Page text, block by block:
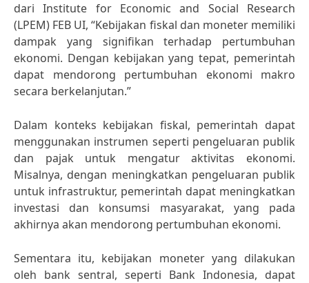
dari Institute for Economic and Social Research
(LPEM) FEB UI, “Kebijakan fiskal dan moneter memiliki
dampak yang signifikan terhadap pertumbuhan
ekonomi. Dengan kebijakan yang tepat, pemerintah
dapat mendorong pertumbuhan ekonomi makro
secara berkelanjutan.”
Dalam konteks kebijakan fiskal, pemerintah dapat
menggunakan instrumen seperti pengeluaran publik
dan pajak untuk mengatur aktivitas ekonomi.
Misalnya, dengan meningkatkan pengeluaran publik
untuk infrastruktur, pemerintah dapat meningkatkan
investasi dan konsumsi masyarakat, yang pada
akhirnya akan mendorong pertumbuhan ekonomi.
Sementara itu, kebijakan moneter yang dilakukan
oleh bank sentral, seperti Bank Indonesia, dapat